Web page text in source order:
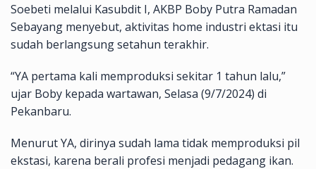
Soebeti melalui Kasubdit I, AKBP Boby Putra Ramadan
Sebayang menyebut, aktivitas home industri ektasi itu
sudah berlangsung setahun terakhir.
“YA pertama kali memproduksi sekitar 1 tahun lalu,”
ujar Boby kepada wartawan, Selasa (9/7/2024) di
Pekanbaru.
Menurut YA, dirinya sudah lama tidak memproduksi pil
ekstasi, karena berali profesi menjadi pedagang ikan.